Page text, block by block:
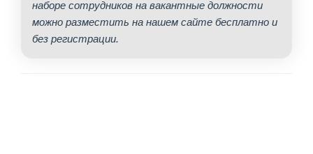
наборе сотрудников на вакантные должности
можно разместить на нашем сайте бесплатно и
без регистрации.